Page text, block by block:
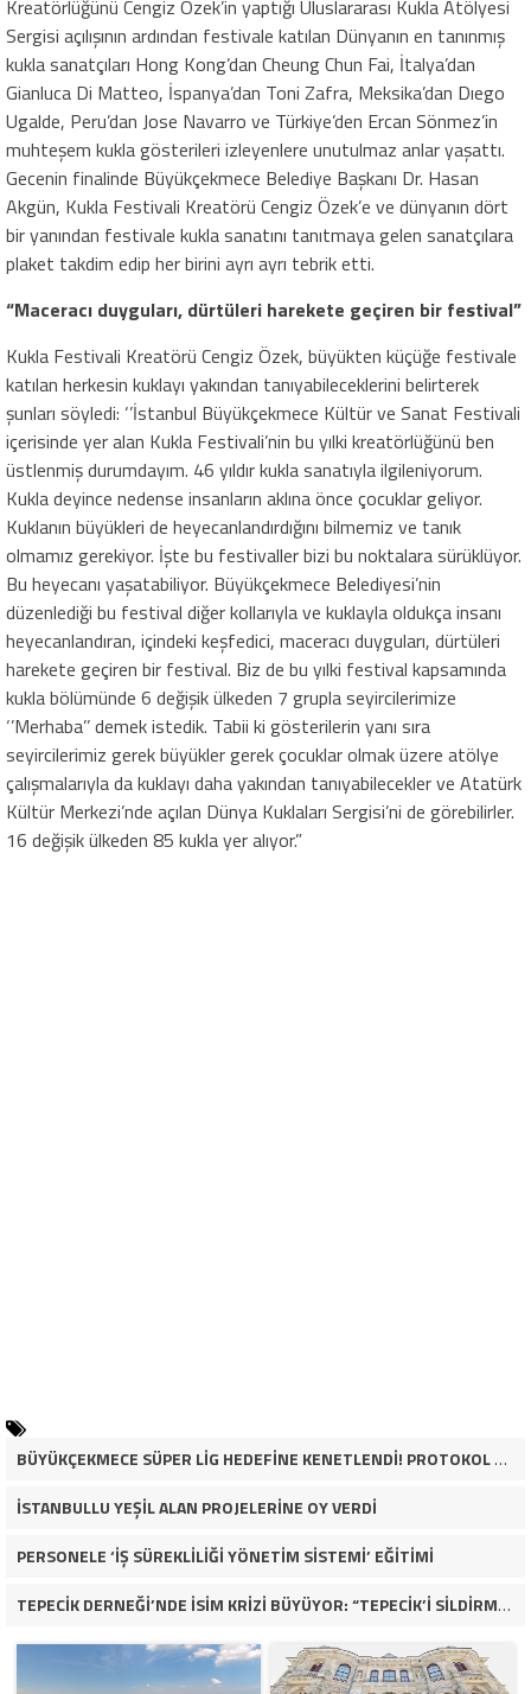
Kreatörlüğünü Cengiz Özek’in yaptığı Uluslararası Kukla Atölyesi
Sergisi açılışının ardından festivale katılan Dünyanın en tanınmış
kukla sanatçıları Hong Kong’dan Cheung Chun Fai, İtalya’dan
Gianluca Di Matteo, İspanya’dan Toni Zafra, Meksika’dan Dıego
Ugalde, Peru’dan Jose Navarro ve Türkiye’den Ercan Sönmez’in
muhteşem kukla gösterileri izleyenlere unutulmaz anlar yaşattı.
Gecenin finalinde Büyükçekmece Belediye Başkanı Dr. Hasan
Akgün, Kukla Festivali Kreatörü Cengiz Özek’e ve dünyanın dört
bir yanından festivale kukla sanatını tanıtmaya gelen sanatçılara
plaket takdim edip her birini ayrı ayrı tebrik etti.
“Maceracı duyguları, dürtüleri harekete geçiren bir festival”
Kukla Festivali Kreatörü Cengiz Özek, büyükten küçüğe festivale
katılan herkesin kuklayı yakından tanıyabileceklerini belirterek
şunları söyledi: ‘’İstanbul Büyükçekmece Kültür ve Sanat Festivali
içerisinde yer alan Kukla Festivali’nin bu yılki kreatörlüğünü ben
üstlenmiş durumdayım. 46 yıldır kukla sanatıyla ilgileniyorum.
Kukla deyince nedense insanların aklına önce çocuklar geliyor.
Kuklanın büyükleri de heyecanlandırdığını bilmemiz ve tanık
olmamız gerekiyor. İşte bu festivaller bizi bu noktalara sürüklüyor.
Bu heyecanı yaşatabiliyor. Büyükçekmece Belediyesi’nin
düzenlediği bu festival diğer kollarıyla ve kuklayla oldukça insanı
heyecanlandıran, içindeki keşfedici, maceracı duyguları, dürtüleri
harekete geçiren bir festival. Biz de bu yılki festival kapsamında
kukla bölümünde 6 değişik ülkeden 7 grupla seyircilerimize
‘’Merhaba’’ demek istedik. Tabii ki gösterilerin yanı sıra
seyircilerimiz gerek büyükler gerek çocuklar olmak üzere atölye
çalışmalarıyla da kuklayı daha yakından tanıyabilecekler ve Atatürk
Kültür Merkezi’nde açılan Dünya Kuklaları Sergisi’ni de görebilirler.
16 değişik ülkeden 85 kukla yer alıyor.”
BÜYÜKÇEKMECE SÜPER LİG HEDEFİNE KENETLENDİ! PROTOKOL VE İŞ DÜNYASINDAN BASKETBOL TAKIMINA TAM DESTEK…
İSTANBULLU YEŞİL ALAN PROJELERİNE OY VERDİ
PERSONELE ‘İŞ SÜREKLİLİĞİ YÖNETİM SİSTEMİ’ EĞİTİMİ
TEPECİK DERNEĞİ’NDE İSİM KRİZİ BÜYÜYOR: “TEPECİK’İ SİLDİRMEYECEĞİZ”